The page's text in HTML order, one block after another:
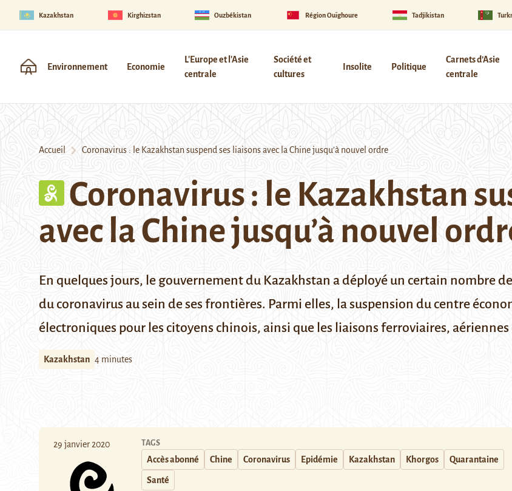
Kazakhstan Kirghizstan Ouzbékistan Région Ouïghoure Tadjikistan
Environnement Economie
L'Europe et l'Asie
centrale
Société et
cultures
Insolite Politique
Carnets d’Asie
centrale
Accueil Coronavirus : le Kazakhstan suspend ses liaisons avec la Chine jusqu’à nouvel ordre
Coronavirus : le Kazakhstan
avec la Chine jusqu’à nouvel
En quelques jours, le gouvernement du Kazakhstan a déployé un certain nombre
du coronavirus au sein de ses frontières. Parmi elles, la suspension du centre
électroniques pour les citoyens chinois, ainsi que les liaisons ferroviaires, aériennes
Kazakhstan 4 minutes
29 janvier 2020 TAGS
Accès abonné Chine Coronavirus Epidémie Kazakhstan Khorgos Quarantaine
Santé